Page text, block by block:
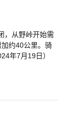
，从野峠开始需
约40公里。骑
年7月19日）